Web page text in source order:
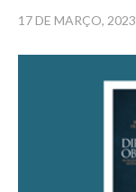
17 DE MARÇO, 2023